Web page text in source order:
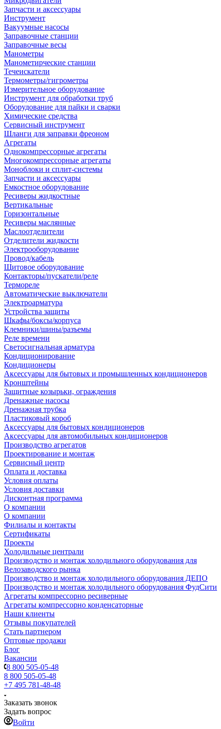
Запчасти и аксессуары
Инструмент
Вакуумные насосы
Заправочные станции
Заправочные весы
Манометры
Манометирческие станции
Течеискатели
Термометры/гигрометры
Измерительное оборудование
Инструмент для обработки труб
Оборудование для пайки и сварки
Химические средства
Сервисный инструмент
Шланги для заправки фреоном
Агрегаты
Однокомпрессорные агрегаты
Многокомпрессорные агрегаты
Моноблоки и сплит-системы
Запчасти и аксессуары
Емкостное оборудование
Ресиверы жидкостные
Вертикальные
Горизонтальные
Ресиверы маслянные
Маслоотделители
Отделители жидкости
Электрооборудование
Провод/кабель
Щитовое оборудование
Контакторы/пускатели/реле
Термореле
Автоматические выключатели
Электроарматура
Устройства защиты
Шкафы/боксы/корпуса
Клемники/шины/разъемы
Реле времени
Светосигнальная арматура
Кондиционирование
Кондиционеры
Аксессуары для бытовых и промышленных кондиционеров
Кронштейны
Защитные козырьки, ограждения
Дренажные насосы
Дренажная трубка
Пластиковый короб
Аксессуары для бытовых кондиционеров
Аксессуары для автомобильных кондиционеров
Производство агрегатов
Проектирование и монтаж
Сервисный центр
Оплата и доставка
Условия оплаты
Условия доставки
Дисконтная программа
О компании
О компании
Филиалы и контакты
Сертификаты
Проекты
Холодильные централи
Производство и монтаж холодильного оборудования для
Велозаводского рынка
Производство и монтаж холодильного оборудования ДЕПО
Производство и монтаж холодильного оборудования ФудСити
Агрегаты компрессорно ресиверные
Агрегаты компрессорно конденсаторные
Наши клиенты
Отзывы покупателей
Стать партнером
Оптовые продажи
Блог
Вакансии
8 800 505-05-48
8 800 505-05-48
+7 495 781-48-48
Заказать звонок
Задать вопрос
Войти